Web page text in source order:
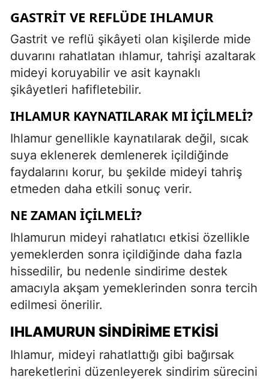
GASTRIT VE REFLÜDE IHLAMUR
Gastrit ve reflü şikâyeti olan kişilerde mide
duvarını rahatlatan ıhlamur, tahrişi azaltarak
mideyi koruyabilir ve asit kaynaklı
şikâyetleri hafifletebilir.
IHLAMUR KAYNATILARAK MI İÇILMELI?
Ihlamur genellikle kaynatılarak değil, sıcak
suya eklenerek demlenerek içildiğinde
faydalarını korur, bu şekilde mideyi tahriş
etmeden daha etkili sonuç verir.
NE ZAMAN İÇILMELI?
Ihlamurun mideyi rahatlatıcı etkisi özellikle
yemeklerden sonra içildiğinde daha fazla
hissedilir, bu nedenle sindirime destek
amacıyla akşam yemeklerinden sonra tercih
edilmesi önerilir.
IHLAMURUN SINDIRIME ETKISI
Ihlamur, mideyi rahatlattığı gibi bağırsak
hareketlerini düzenleyerek sindirim sürecini